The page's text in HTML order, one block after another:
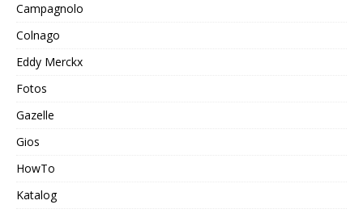
Campagnolo
Colnago
Eddy Merckx
Fotos
Gazelle
Gios
HowTo
Katalog